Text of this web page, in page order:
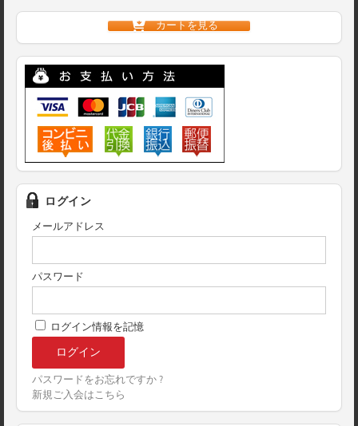
カートを見る
ログイン
メールアドレス
パスワード
ログイン情報を記憶
パスワードをお忘れですか ?
新規ご入会はこちら